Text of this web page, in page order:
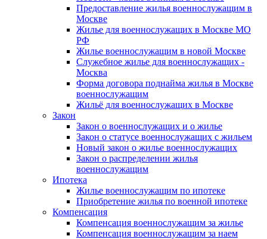
Предоставление жилья военнослужащим в
Москве
Жилье для военнослужащих в Москве МО
РФ
Жилье военнослужащим в новой Москве
Служебное жилье для военнослужащих -
Москва
Форма договора поднайма жилья в Москве
военнослужащим
Жильё для военнослужащих в Москве
Закон
Закон о военнослужащих и о жилье
Закон о статусе военнослужащих с жильем
Новый закон о жилье военнослужащих
Закон о распределении жилья
военнослужащим
Ипотека
Жилье военнослужащим по ипотеке
Приобретение жилья по военной ипотеке
Компенсация
Компенсация военнослужащим за жилье
Компенсация военнослужащим за наем